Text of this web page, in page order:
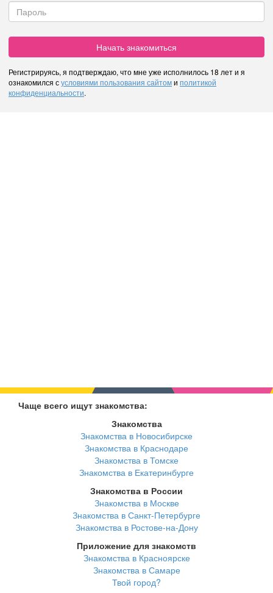
Начать знакомиться
Регистрируясь, я подтверждаю, что мне уже исполнилось 18 лет и я
ознакомился сусловиями пользования сайтоми политикой
конфиденциальности.
Чаще всего ищут знакомства:
Знакомства
Знакомства в Новосибирске
Знакомства в Краснодаре
Знакомства в Томске
Знакомства в Екатеринбурге
Знакомства в России
Знакомства в Москве
Знакомства в Санкт-Петербурге
Знакомства в Ростове-на-Дону
Приложение для знакомств
Знакомства в Красноярске
Знакомства в Самаре
Твой город?